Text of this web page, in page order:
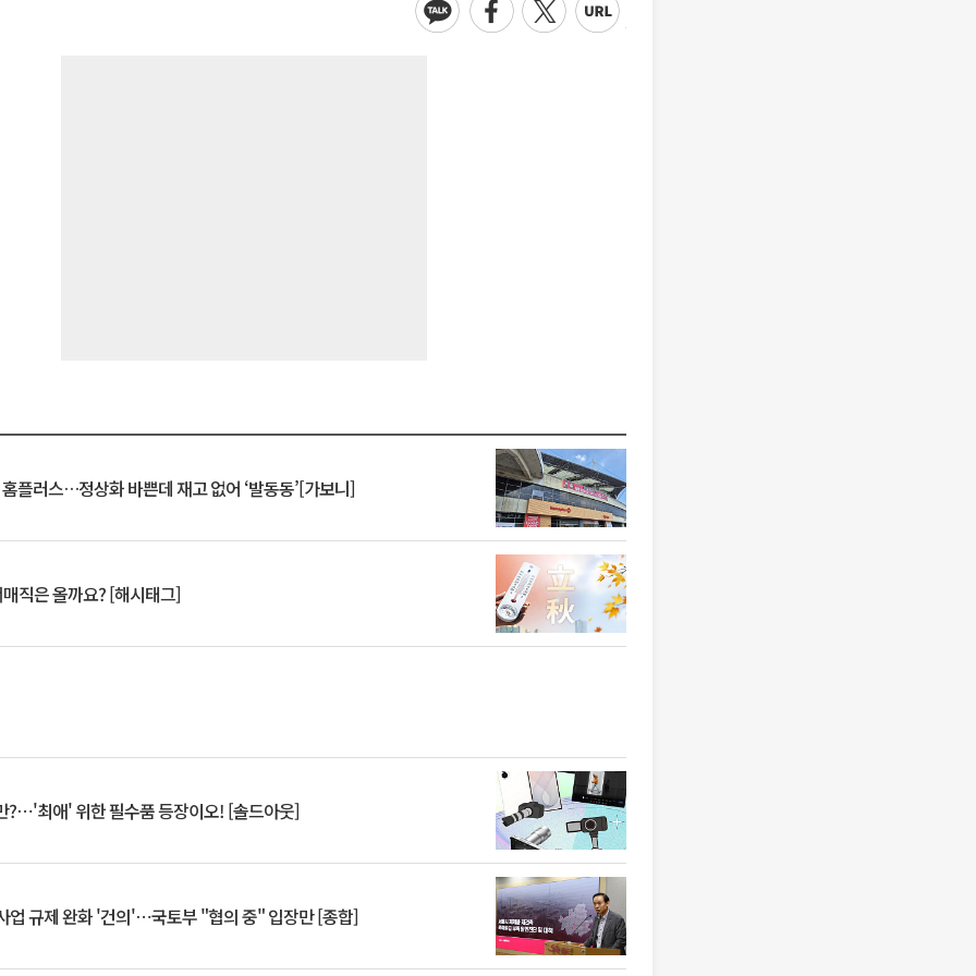
플러스…정상화 바쁜데 재고 없어 ‘발동동’[가보니]
직은 올까요? [해시태그]
?⋯'최애' 위한 필수품 등장이오! [솔드아웃]
업 규제 완화 '건의'⋯국토부 "협의 중" 입장만 [종합]